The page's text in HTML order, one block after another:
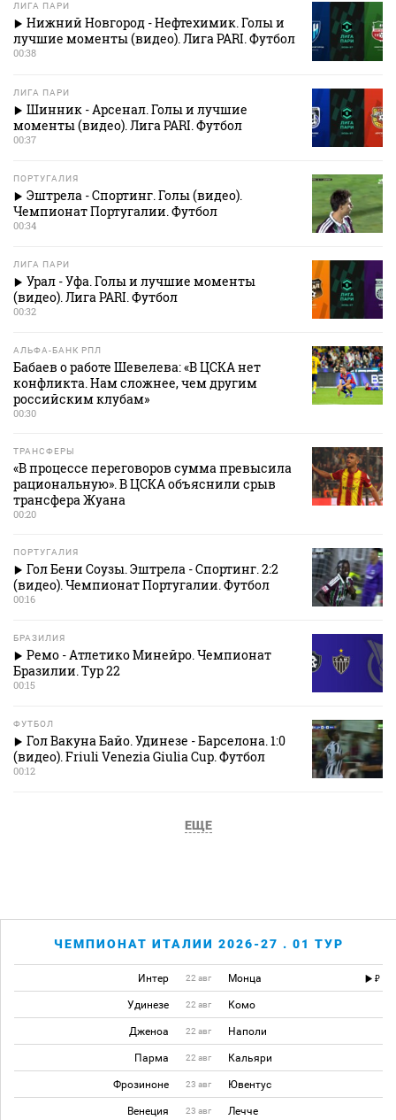
ЛИГА ПАРИ
Нижний Новгород - Нефтехимик. Голы и
лучшие моменты (видео). Лига PARI. Футбол
00:38
ЛИГА ПАРИ
Шинник - Арсенал. Голы и лучшие
моменты (видео). Лига PARI. Футбол
00:37
ПОРТУГАЛИЯ
Эштрела - Спортинг. Голы (видео).
Чемпионат Португалии. Футбол
00:34
ЛИГА ПАРИ
Урал - Уфа. Голы и лучшие моменты
(видео). Лига PARI. Футбол
00:32
АЛЬФА-БАНК РПЛ
Бабаев о работе Шевелева: «В ЦСКА нет
конфликта. Нам сложнее, чем другим
российским клубам»
00:30
ТРАНСФЕРЫ
«В процессе переговоров сумма превысила
рациональную». В ЦСКА объяснили срыв
трансфера Жуана
00:20
ПОРТУГАЛИЯ
Гол Бени Соузы. Эштрела - Спортинг. 2:2
(видео). Чемпионат Португалии. Футбол
00:16
БРАЗИЛИЯ
Ремо - Атлетико Минейро. Чемпионат
Бразилии. Тур 22
00:15
ФУТБОЛ
Гол Вакуна Байо. Удинезе - Барселона. 1:0
(видео). Friuli Venezia Giulia Cup. Футбол
00:12
ЕЩЕ
ЧЕМПИОНАТ ИТАЛИИ 2026-27 . 01 ТУР
Интер 22 авг Монца
Удинезе 22 авг Комо
Дженоа 22 авг Наполи
Парма 22 авг Кальяри
Фрозиноне 23 авг Ювентус
Венеция 23 авг Лечче